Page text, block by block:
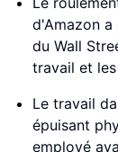
d'Amazon a
du Wall
travail et
Le travail
épuisant
employé